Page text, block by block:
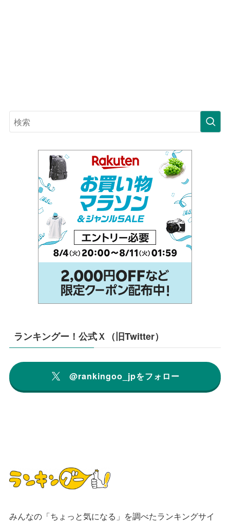
ランキングー！公式Ｘ（旧Twitter）
@rankingoo_jpをフォロー
みんなの「ちょっと気になる」を調べたランキングサイ